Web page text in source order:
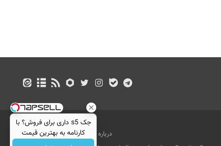
درباره ما تماس با ما
بازرگانی
جک s5 داری برای فروش؟ با
کارنامه به بهترین قیمت
بفروش!